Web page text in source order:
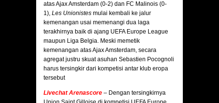
atas Ajax Amsterdam (0-2) dan FC Malinois (0-
1), Les Unionistes mulai kembali ke jalur
kemenangan usai memenangi dua laga
terakhirnya baik di ajang UEFA Europe League
maupun Liga Belgia. Meski memetik
kemenangan atas Ajax Amsterdam, secara
agregat justru skuat asuhan Sebastien Pocognoli
harus tersingkir dari kompetisi antar klub eropa
tersebut
Livechat Arenascore – Dengan tersingkirnya